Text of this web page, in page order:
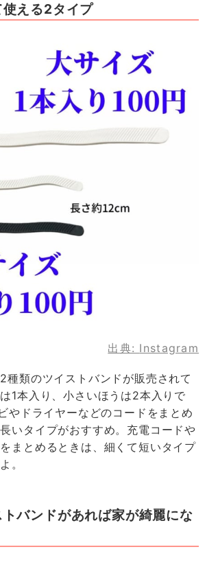
える2タイプ
出典: Instagram
種類のツイストバンドが販売されて
1本入り、小さいほうは2本入りで
やドライヤーなどのコードをまとめ
いタイプがおすすめ。充電コードや
まとめるときは、細くて短いタイプ
。
バンドがあれば家が綺麗にな